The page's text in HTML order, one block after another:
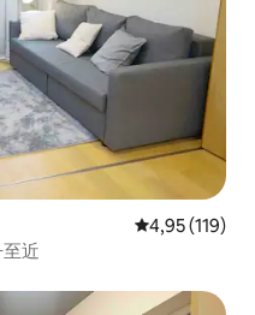
4,95 de uma
4,95 (119)
近